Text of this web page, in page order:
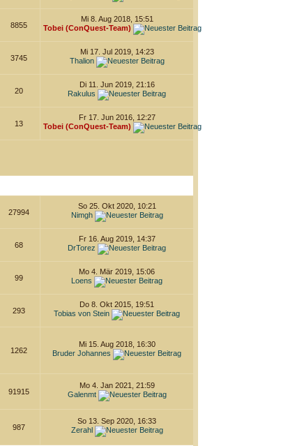
8855
Mi 8. Aug 2018, 15:51
Tobei (ConQuest-Team)
3745
Mi 17. Jul 2019, 14:23
Thalion
20
Di 11. Jun 2019, 21:16
Rakulus
13
Fr 17. Jun 2016, 12:27
Tobei (ConQuest-Team)
27994
So 25. Okt 2020, 10:21
Nimgh
68
Fr 16. Aug 2019, 14:37
DrTorez
99
Mo 4. Mär 2019, 15:06
Loens
293
Do 8. Okt 2015, 19:51
Tobias von Stein
1262
Mi 15. Aug 2018, 16:30
Bruder Johannes
91915
Mo 4. Jan 2021, 21:59
Galenmt
987
So 13. Sep 2020, 16:33
Zerahl